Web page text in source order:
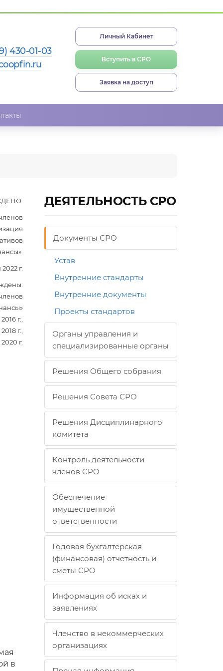
430-01-03
Личный Кабинет
Вступить в СРО
Заявка на доступ
г.
г.,
г.,
г.
в
ДЕЯТЕЛЬНОСТЬ СРО
Документы СРО
Устав
Внутренние стандарты
Внутренние документы
Проекты стандартов
Органы управления и
специализированные органы
Решения Общего собрания
Решения Совета СРО
Решения Дисциплинарного
комитета
Контроль деятельности
членов СРО
Обеспечение
имущественной
ответственности
Годовая бухгалтерская
(финансовая) отчетность и
сметы СРО
Информация об исках и
заявлениях
Членство в некоммерческих
организациях